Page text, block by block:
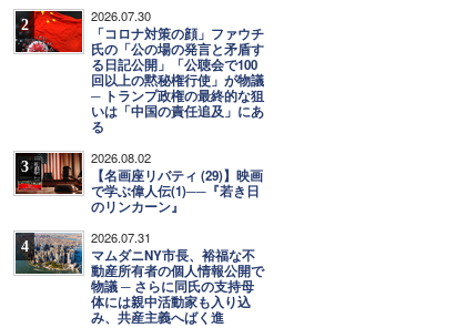
2 2026.07.30
「コロナ対策の顔」ファウチ
氏の「公の場の発言と矛盾す
る日記公開」「公聴会で100
回以上の黙秘権行使」が物議
─ トランプ政権の最終的な狙
いは「中国の責任追及」にあ
る
3 2026.08.02
【名画座リバティ (29)】映画
で学ぶ偉人伝(1)──『若き日
のリンカーン』
4 2026.07.31
マムダニNY市長、裕福な不
動産所有者の個人情報公開で
物議 ─ さらに同氏の支持母
体には親中活動家も入り込
み、共産主義へばく進